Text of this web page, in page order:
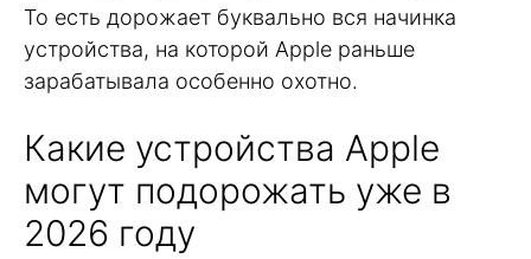
То есть дорожает буквально вся начинка
устройства, на которой Apple раньше
зарабатывала особенно охотно.
Какие устройства Apple
могут подорожать уже в
2026 году